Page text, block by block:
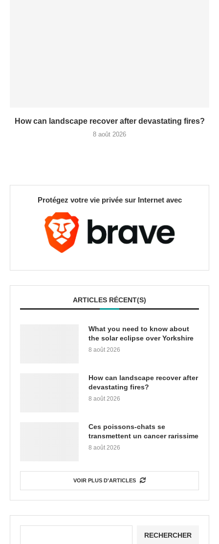
How can landscape recover after devastating fires?
8 août 2026
Protégez votre vie privée sur Internet avec
ARTICLES RÉCENT(S)
What you need to know about
the solar eclipse over Yorkshire
8 août 2026
How can landscape recover after
devastating fires?
8 août 2026
Ces poissons-chats se
transmettent un cancer rarissime
8 août 2026
VOIR PLUS D'ARTICLES
RECHERCHER